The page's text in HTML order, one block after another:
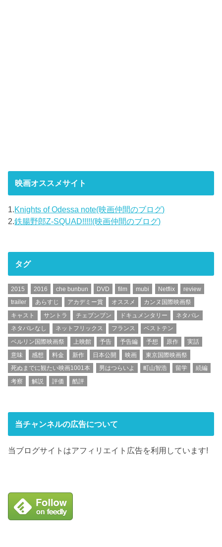
映画オススメサイト
1.Knights of Odessa note(映画仲間のブログ)
2.鉄腸野郎Z-SQUAD!!!!!(映画仲間のブログ)
タグ
2015 2016 che bunbun DVD film mubi Netflix
review
trailer
あらすじ アカデミー賞 オススメ
カンヌ国際映画祭
キャスト
サントラ チェブンブン ドキュメンタリー
ネタバレ
ネタバレなし
ネットフリックス フランス
ベストテン
ベルリン国際映画祭
上映館 予告 予告編 予想 原作
実話
意味
感想 料金 新作 日本公開 映画
東京国際映画祭
死ぬまでに観たい映画1001本
男はつらいよ 町山智浩 留学
続編
考察
解説 評価 酷評
当チャンネルの広告について
当ブログサイトはアフィリエイト広告を利用しています!